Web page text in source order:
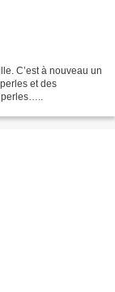
C’est à nouveau un
et des